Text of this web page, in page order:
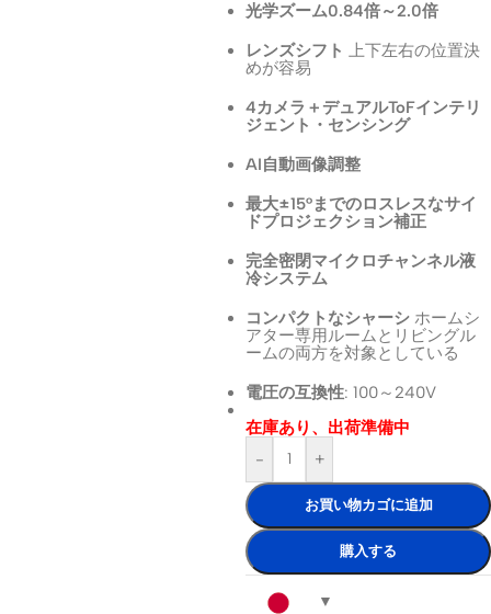
光学ズーム0.84倍～2.0倍
レンズシフト 上下左右の位置決
めが容易
4カメラ＋デュアルToFインテリ
ジェント・センシング
AI自動画像調整
最大±15°までのロスレスなサイ
ドプロジェクション補正
完全密閉マイクロチャンネル液
冷システム
コンパクトなシャーシ ホームシ
アター専用ルームとリビングル
ームの両方を対象としている
電圧の互換性: 100～240V
在庫あり、出荷準備中
-
+
お買い物カゴに追加
購入する